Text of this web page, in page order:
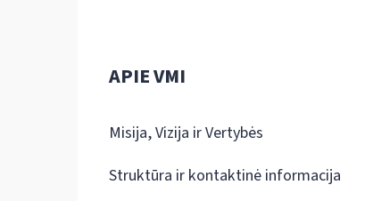
APIE VMI
Misija, Vizija ir Vertybės
Struktūra ir kontaktinė informacija